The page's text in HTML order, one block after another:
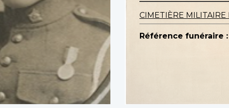
CIMETIÈRE MILITAIRE
Référence funéraire :